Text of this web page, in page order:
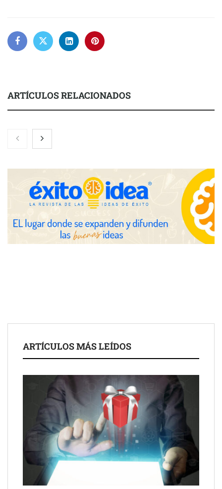
ARTÍCULOS RELACIONADOS
Nicols presenta seis modelos de anillos de compromiso para el
eclipse solar del 12 de agosto
Zoomex mejora su Strategy Center con herramientas
avanzadas para trading estratégico
COMPALISS de LYSOTRIC: cuando un solo producto multiplica
las posibilidades del salón profesional
Schaeffler mejora su rentabilidad en el primer semestre de 2026
NOVA: innovación y diseño que transforman espacios de la
mano de Tormo Franquicias
ARTÍCULOS MÁS LEÍDOS